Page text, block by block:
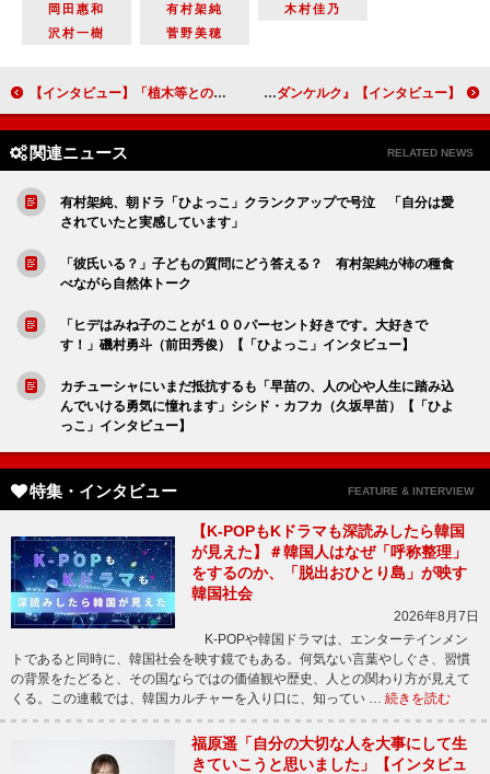
岡田惠和
有村架純
木村佳乃
沢村一樹
菅野美穂
【インタビュー】「植木等とのぼせもん」山本耕史「歴史上の人物とも架空の人物とも違う難しさがある」志尊淳「小松さんが持っている熱いものを表現できれば」 【インタビュー】『ダンケルク』クリストファー・ノーラン監督「このストーリーにおける一番の敵は時間です」
関連ニュース RELATED NEWS
有村架純、朝ドラ「ひよっこ」クランクアップで号泣 「自分は愛
されていたと実感しています」
「彼氏いる？」子どもの質問にどう答える？ 有村架純が柿の種食
べながら自然体トーク
「ヒデはみね子のことが１００パーセント好きです。大好きで
す！」磯村勇斗（前田秀俊）【「ひよっこ」インタビュー】
カチューシャにいまだ抵抗するも「早苗の、人の心や人生に踏み込
んでいける勇気に憧れます」シシド・カフカ（久坂早苗）【「ひよ
っこ」インタビュー】
特集・インタビュー FEATURE & INTERVIEW
【K-POPもKドラマも深読みしたら韓国
が見えた】＃韓国人はなぜ「呼称整理」
をするのか、「脱出おひとり島」が映す
韓国社会
2026年8月7日
K-POPや韓国ドラマは、エンターテインメン
トであると同時に、韓国社会を映す鏡でもある。何気ない言葉やしぐさ、習慣
の背景をたどると、その国ならではの価値観や歴史、人との関わり方が見えて
くる。この連載では、韓国カルチャーを入り口に、知ってい … 続きを読む
福原遥「自分の大切な人を大事にして生
きていこうと思いました」【インタビュ